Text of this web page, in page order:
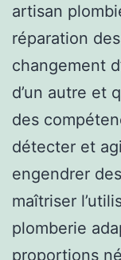
artisan
réparation
changement
d’un autre et
des
détecter et
engendrer
maîtriser
plomberie
proportions